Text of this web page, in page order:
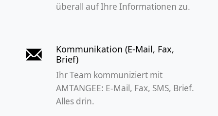
überall auf Ihre Informationen zu.
Kommunikation (E-Mail, Fax,
Brief)
Ihr Team kommuniziert mit
AMTANGEE: E-Mail, Fax, SMS, Brief.
Alles drin.